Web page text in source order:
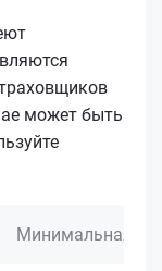
может быть
Минимальная